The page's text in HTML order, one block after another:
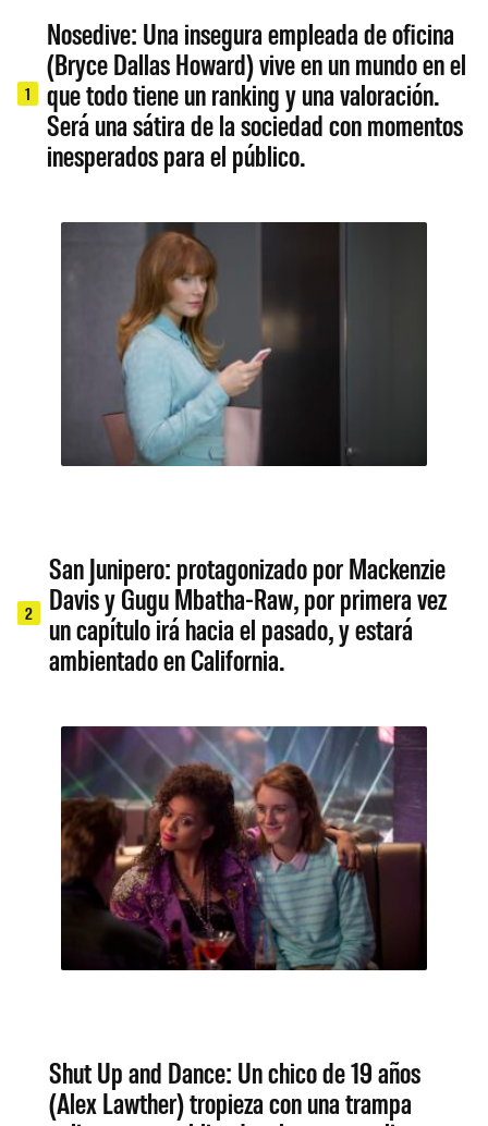
1
Nosedive: Una insegura empleada de oficina
(Bryce Dallas Howard) vive en un mundo en el
que todo tiene un ranking y una valoración.
Será una sátira de la sociedad con momentos
inesperados para el público.
2
San Junipero: protagonizado por Mackenzie
Davis y Gugu Mbatha-Raw, por primera vez
un capítulo irá hacia el pasado, y estará
ambientado en California.
Shut Up and Dance: Un chico de 19 años
(Alex Lawther) tropieza con una trampa